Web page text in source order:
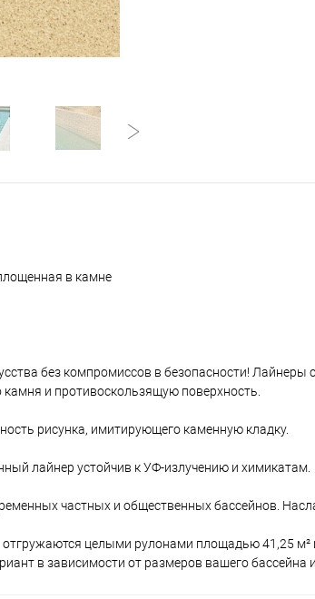
в камне
без компромиссов в безопасности! Лайнеры
и противоскользящую поверхность.
рисунка, имитирующего каменную кладку.
лайнер устойчив к УФ-излучению и химикатам.
частных и общественных бассейнов.
целыми рулонами площадью 41,25
в зависимости от размеров вашего бассейна